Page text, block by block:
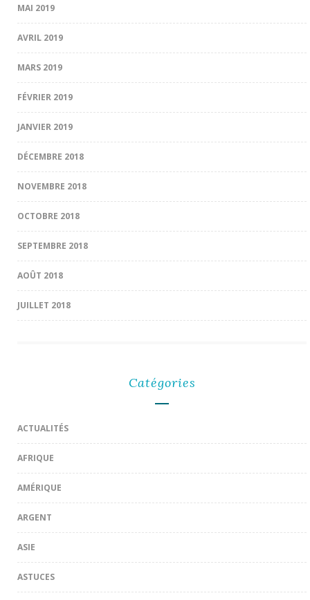
MAI 2019
AVRIL 2019
MARS 2019
FÉVRIER 2019
JANVIER 2019
DÉCEMBRE 2018
NOVEMBRE 2018
OCTOBRE 2018
SEPTEMBRE 2018
AOÛT 2018
JUILLET 2018
Catégories
ACTUALITÉS
AFRIQUE
AMÉRIQUE
ARGENT
ASIE
ASTUCES